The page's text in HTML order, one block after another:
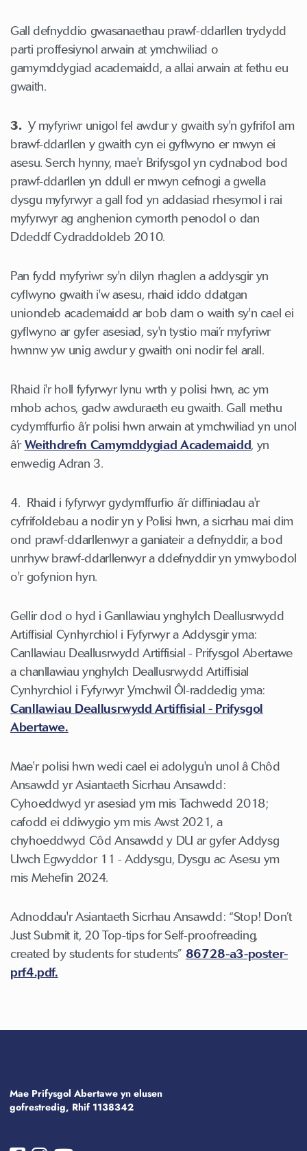
Gall defnyddio gwasanaethau prawf-ddarllen trydydd
parti proffesiynol arwain at ymchwiliad o
gamymddygiad academaidd, a allai arwain at fethu eu
gwaith.
3. Y myfyriwr unigol fel awdur y gwaith sy'n gyfrifol am
brawf-ddarllen y gwaith cyn ei gyflwyno er mwyn ei
asesu. Serch hynny, mae'r Brifysgol yn cydnabod bod
prawf-ddarllen yn ddull er mwyn cefnogi a gwella
dysgu myfyrwyr a gall fod yn addasiad rhesymol i rai
myfyrwyr ag anghenion cymorth penodol o dan
Ddeddf Cydraddoldeb 2010.
Pan fydd myfyriwr sy'n dilyn rhaglen a addysgir yn
cyflwyno gwaith i'w asesu, rhaid iddo ddatgan
uniondeb academaidd ar bob darn o waith sy'n cael ei
gyflwyno ar gyfer asesiad, sy'n tystio mai’r myfyriwr
hwnnw yw unig awdur y gwaith oni nodir fel arall.
Rhaid i'r holl fyfyrwyr lynu wrth y polisi hwn, ac ym
mhob achos, gadw awduraeth eu gwaith. Gall methu
cydymffurfio â’r polisi hwn arwain at ymchwiliad yn unol
â’rWeithdrefn Camymddygiad Academaidd, yn
enwedig Adran 3.
4. Rhaid i fyfyrwyr gydymffurfio â’r diffiniadau a'r
cyfrifoldebau a nodir yn y Polisi hwn, a sicrhau mai dim
ond prawf-ddarllenwyr a ganiateir a defnyddir, a bod
unrhyw brawf-ddarllenwyr a ddefnyddir yn ymwybodol
o'r gofynion hyn.
Gellir dod o hyd i Ganllawiau ynghylch Deallusrwydd
Artiffisial Cynhyrchiol i Fyfyrwyr a Addysgir yma:
Canllawiau Deallusrwydd Artiffisial - Prifysgol Abertawe
a chanllawiau ynghylch Deallusrwydd Artiffisial
Cynhyrchiol i Fyfyrwyr Ymchwil Ôl-raddedig yma:
Canllawiau Deallusrwydd Artiffisial - Prifysgol
Abertawe.
Mae'r polisi hwn wedi cael ei adolygu'n unol â Chôd
Ansawdd yr Asiantaeth Sicrhau Ansawdd:
Cyhoeddwyd yr asesiad ym mis Tachwedd 2018;
cafodd ei ddiwygio ym mis Awst 2021, a
chyhoeddwyd Côd Ansawdd y DU ar gyfer Addysg
Uwch Egwyddor 11 - Addysgu, Dysgu ac Asesu ym
mis Mehefin 2024.
Adnoddau'r Asiantaeth Sicrhau Ansawdd: “Stop! Don’t
Just Submit it, 20 Top-tips for Self-proofreading,
created by students for students” 86728-a3-poster-
prf4.pdf.
Mae Prifysgol Abertawe yn elusen
gofrestredig, Rhif 1138342